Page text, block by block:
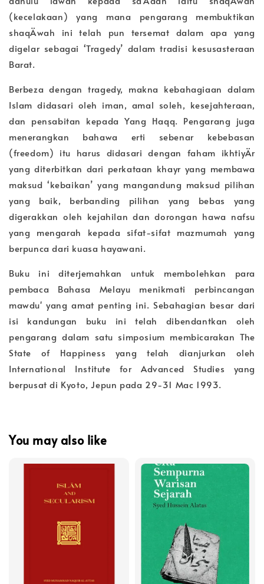
(kecelakaan) yang mana pengarang membuktikan
shaqÄwah ini telah pun tersemat dalam apa yang
digelar sebagai ‘Tragedy’ dalam tradisi kesusasteraan
Barat.
Berbeza dengan tragedy, makna kebahagiaan dalam
Islam didasari oleh iman, amal soleh, kesejahteraan,
dan pensabitan kepada Yang Haqq. Pengarang juga
menerangkan bahawa erti sebenar kebebasan
(freedom) itu harus didasari dengan faham ikhtiyÄr
yang diterbitkan dari perkataan khayr yang membawa
maksud ‘kebaikan’ yang mangandung maksud pilihan
yang baik, berbanding pilihan yang bebas yang
digerakkan oleh kejahilan dan dorongan hawa nafsu
yang mengarah kepada sifat-sifat mazmumah yang
berpunca dari kuasa hayawani.
Buku ini diterjemahkan untuk membolehkan para
pembaca Bahasa Melayu menikmati perbincangan
mawdu' yang amat penting ini. Sebahagian besar dari
isi kandungan buku ini telah dibendantkan oleh
pengarang dalam satu simposium membicarakan The
State of Happiness yang telah dianjurkan oleh
International Institute for Advanced Studies yang
berpusat di Kyoto, Jepun pada 29-31 Mac 1993.
You may also like